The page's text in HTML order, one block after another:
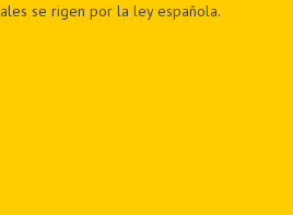
se rigen por la ley española.